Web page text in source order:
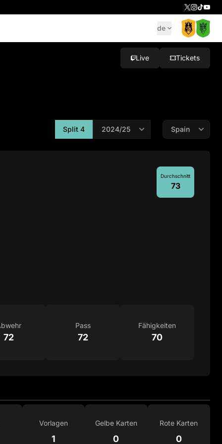
de
Live Tickets
Split 4
Durchschnitt
73
72
Pass
72
Fähigkeiten
70
Vorlagen
1
Gelbe Karten
0
Rote Karten
0